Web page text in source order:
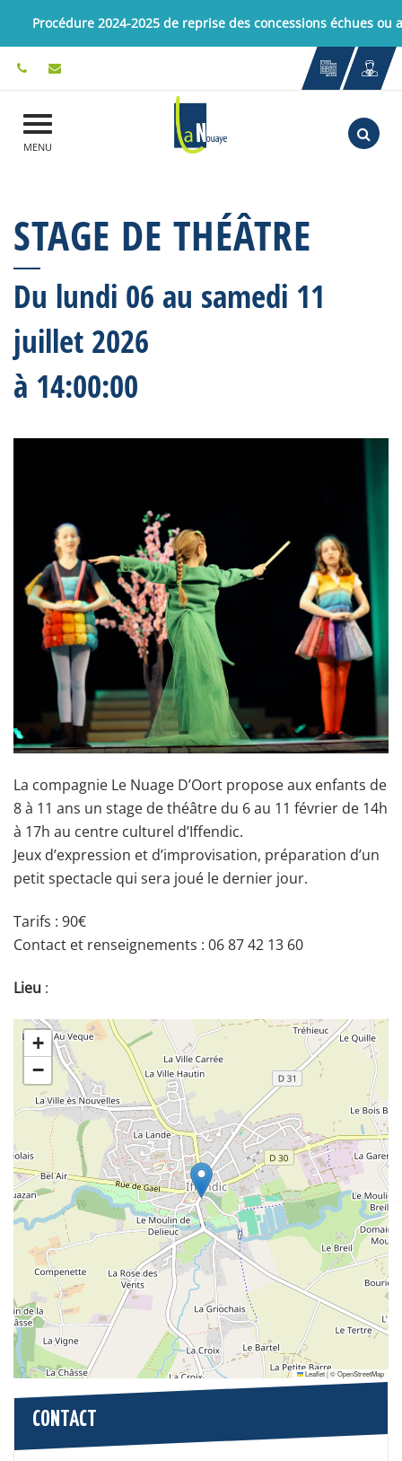
Procédure 2024-2025 de reprise des concessions échues ou
MENU Aller
STAGE DE THÉÂTRE
Du lundi 06 au samedi 11
juillet 2026
à 14:00:00
La compagnie Le Nuage D’Oort propose aux enfants de
8 à 11 ans un stage de théâtre du 6 au 11 février de 14h
à 17h au centre culturel d’Iffendic.
Jeux d’expression et d’improvisation, préparation d’un
petit spectacle qui sera joué le dernier jour.
Tarifs : 90€
Contact et renseignements : 06 87 42 13 60
Lieu :
+
−
Leaflet|©OpenStreetMap
CONTACT